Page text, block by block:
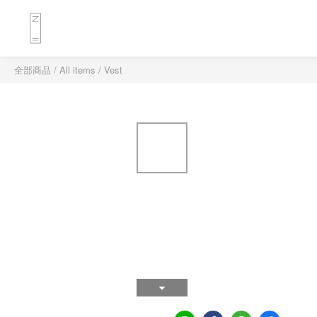
全部商品 / All items / Vest